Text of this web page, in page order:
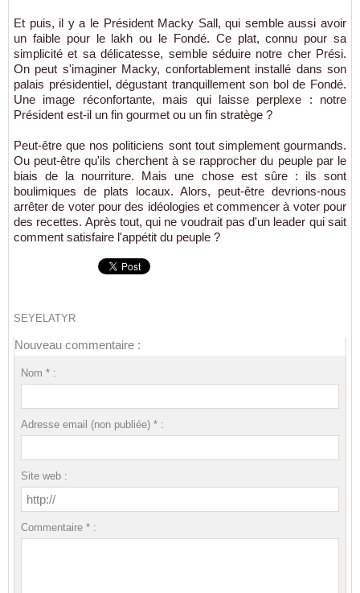
Et puis, il y a le Président Macky Sall, qui semble aussi avoir
un faible pour le lakh ou le Fondé. Ce plat, connu pour sa
simplicité et sa délicatesse, semble séduire notre cher Prési.
On peut s'imaginer Macky, confortablement installé dans son
palais présidentiel, dégustant tranquillement son bol de Fondé.
Une image réconfortante, mais qui laisse perplexe : notre
Président est-il un fin gourmet ou un fin stratège ?
Peut-être que nos politiciens sont tout simplement gourmands.
Ou peut-être qu'ils cherchent à se rapprocher du peuple par le
biais de la nourriture. Mais une chose est sûre : ils sont
boulimiques de plats locaux. Alors, peut-être devrions-nous
arrêter de voter pour des idéologies et commencer à voter pour
des recettes. Après tout, qui ne voudrait pas d'un leader qui sait
comment satisfaire l'appétit du peuple ?
SEYELATYR
Nouveau commentaire :
Nom * :
Adresse email (non publiée) * :
Site web :
Commentaire * :